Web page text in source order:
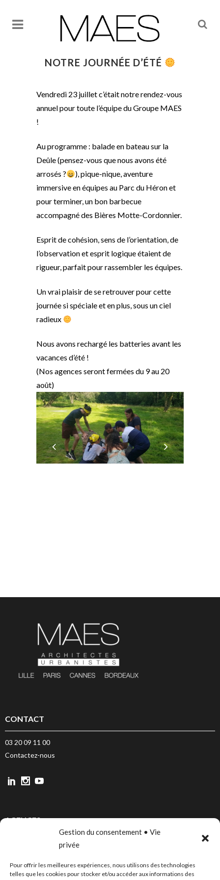
Gestion du consentement • Vie
privée
Pour offrir les meilleures expériences, nous utilisons des technologies
telles que les cookies pour stocker et/ou accéder aux informations des
NOTRE JOURNÉE D’ÉTÉ
Vendredi 23 juillet c’était notre rendez-vous
annuel pour toute l’équipe du Groupe MAES
!
Au programme : balade en bateau sur la
Deûle (pensez-vous que nous avons été
arrosés ?
), pique-nique, aventure
immersive en équipes au Parc du Héron et
pour terminer, un bon barbecue
accompagné des Bières Motte-Cordonnier.
Esprit de cohésion, sens de l’orientation, de
l’observation et esprit logique étaient de
rigueur, parfait pour rassembler les équipes.
Un vrai plaisir de se retrouver pour cette
journée si spéciale et en plus, sous un ciel
radieux
Nous avons rechargé les batteries avant les
vacances d’été !
(Nos agences seront fermées du 9 au 20
août)
CONTACT
03 20 09 11 00
Contactez-nous
AGENCES
CANNES